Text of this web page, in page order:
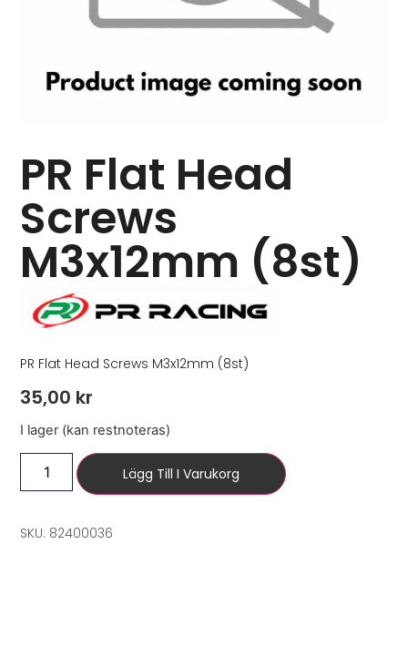
PR Flat Head
Screws
M3x12mm (8st)
PR Flat Head Screws M3x12mm (8st)
35,00 kr
I lager (kan restnoteras)
Lägg Till I Varukorg
SKU: 82400036